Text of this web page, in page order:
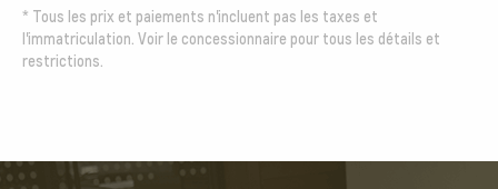
* Tous les prix et paiements n'incluent pas les taxes et
l'immatriculation. Voir le concessionnaire pour tous les détails et
restrictions.